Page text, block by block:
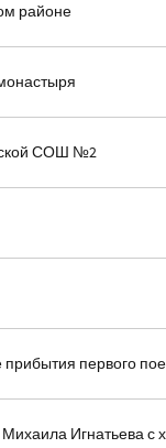
районе
СОШ №2
прибытия первого
Игнатьева с